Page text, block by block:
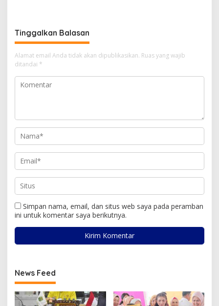
Tinggalkan Balasan
Alamat email Anda tidak akan dipublikasikan. Ruas yang wajib
ditandai *
Simpan nama, email, dan situs web saya pada peramban
ini untuk komentar saya berikutnya.
News Feed